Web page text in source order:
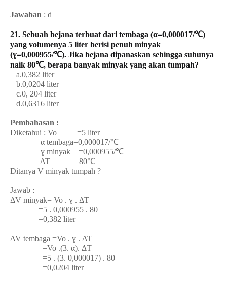
Jawaban : d
21. Sebuah bejana terbuat dari tembaga (α=0,000017/℃)
yang volumenya 5 liter berisi penuh minyak
(ɣ=0,000955/℃). Jika bejana dipanaskan sehingga suhunya
naik 80℃, berapa banyak minyak yang akan tumpah?
a.0,382 liter
b.0,0204 liter
c.0, 204 liter
d.0,6316 liter
Pembahasan :
Diketahui : Vo =5 liter
α tembaga=0,000017/℃
ɣ minyak =0,000955/℃
ΔT =80℃
Ditanya V minyak tumpah ?
Jawab :
ΔV minyak= Vo . ɣ . ΔT
=5 . 0,000955 . 80
=0,382 liter
ΔV tembaga =Vo . ɣ . ΔT
=Vo .(3. α). ΔT
=5 . (3. 0,000017) . 80
=0,0204 liter